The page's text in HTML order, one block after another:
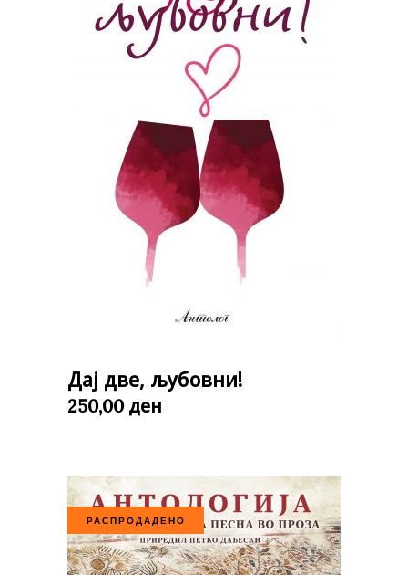
Дај две, љубовни!
250,00 ден
РАСПРОДАДЕНО